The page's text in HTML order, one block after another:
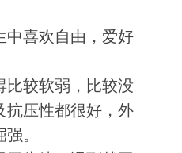
中喜欢自由，爱好
比较软弱，比较没
抗压性都很好，外
。